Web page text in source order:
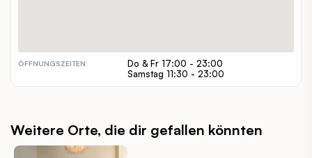
ÖFFNUNGSZEITEN:
Do & Fr 17:00 - 23:00
Samstag 11:30 - 23:00
Weitere Orte, die dir gefallen könnten